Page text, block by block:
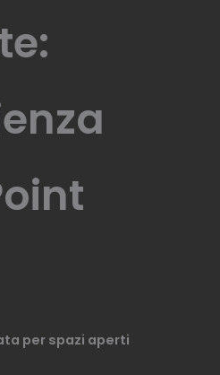
per spazi aperti